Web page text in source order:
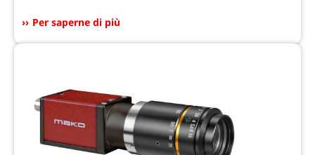
Per saperne di più